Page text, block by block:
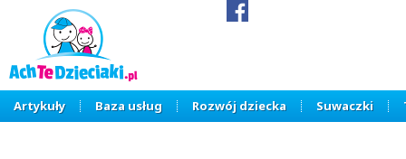
Artykuły Baza usług Rozwój dziecka Suwaczki